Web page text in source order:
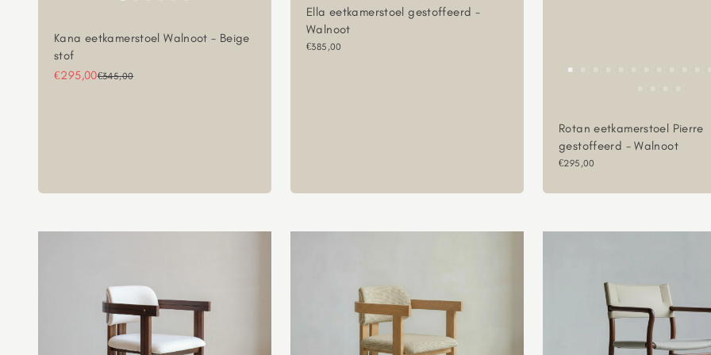
Kana eetkamerstoel Walnoot - Beige
stof
Aanbiedingsprijs
€295,00Normale prijs
€345,00
Ella eetkamerstoel gestoffeerd -
Walnoot
Aanbiedingsprijs
€385,00
Rotan eetkamerstoel Pierre
gestoffeerd - Walnoot
Aanbiedingsprijs
€295,00